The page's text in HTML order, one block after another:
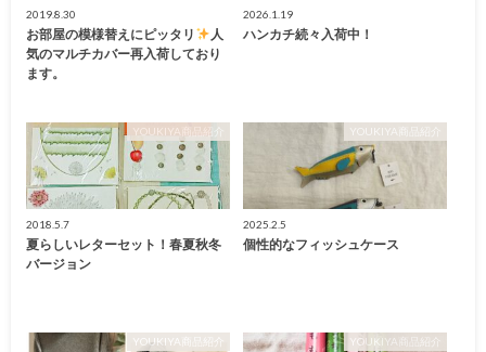
2019.8.30
お部屋の模様替えにピッタリ
人
気のマルチカバー再入荷しており
ます。
2026.1.19
ハンカチ続々入荷中！
YOUKIYA商品紹介
2018.5.7
夏らしいレターセット！春夏秋冬
バージョン
YOUKIYA商品紹介
2025.2.5
個性的なフィッシュケース
YOUKIYA商品紹介 YOUKIYA商品紹介